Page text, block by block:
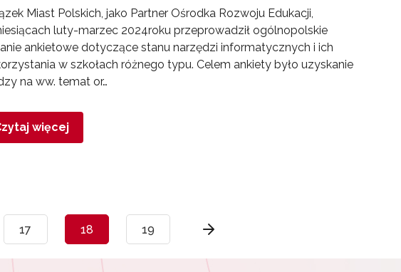
Miast Polskich, jako Partner Ośrodka Rozwoju Edukacji,
luty-marzec 2024roku przeprowadził ogólnopolskie
ankietowe dotyczące stanu narzędzi informatycznych i ich
w szkołach różnego typu. Celem ankiety było uzyskanie
na ww. temat or…
więcej
17 18 19